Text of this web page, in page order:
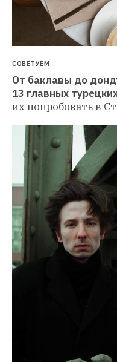
СОВЕТУЕМ
От баклавы до
13 главных
их попробовать в